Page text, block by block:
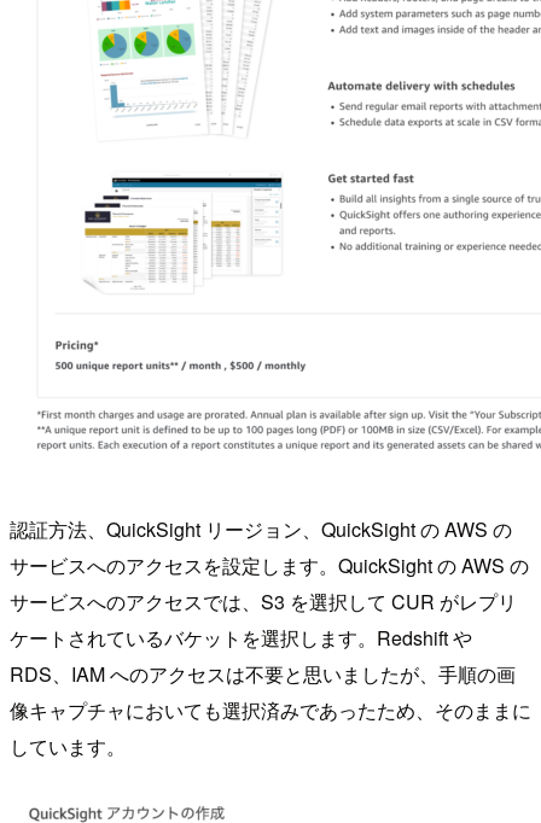
認証方法、QuickSight リージョン、QuickSight の AWS の
サービスへのアクセスを設定します。QuickSight の AWS の
サービスへのアクセスでは、S3 を選択して CUR がレプリ
ケートされているバケットを選択します。Redshift や
RDS、IAM へのアクセスは不要と思いましたが、手順の画
像キャプチャにおいても選択済みであったため、そのままに
しています。